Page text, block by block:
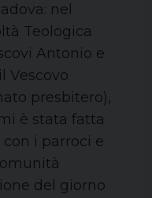
nel
Teologica
Antonio e
Vescovo
presbitero),
è stata fatta
con i parroci e
del giorno